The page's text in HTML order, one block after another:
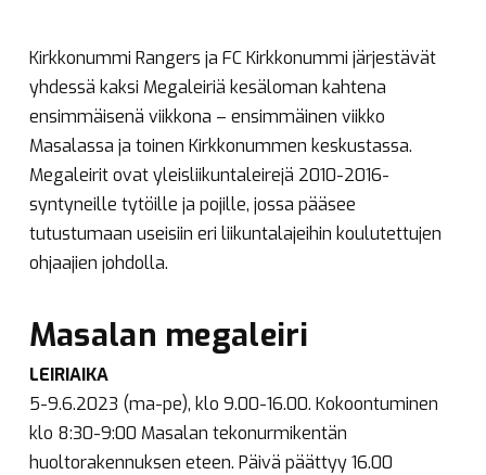
Kirkkonummi Rangers ja FC Kirkkonummi järjestävät
yhdessä kaksi Megaleiriä kesäloman kahtena
ensimmäisenä viikkona – ensimmäinen viikko
Masalassa ja toinen Kirkkonummen keskustassa.
Megaleirit ovat yleisliikuntaleirejä 2010-2016-
syntyneille tytöille ja pojille, jossa pääsee
tutustumaan useisiin eri liikuntalajeihin koulutettujen
ohjaajien johdolla.
Masalan megaleiri
LEIRIAIKA
5-9.6.2023 (ma-pe), klo 9.00-16.00. Kokoontuminen
klo 8:30-9:00 Masalan tekonurmikentän
huoltorakennuksen eteen. Päivä päättyy 16.00